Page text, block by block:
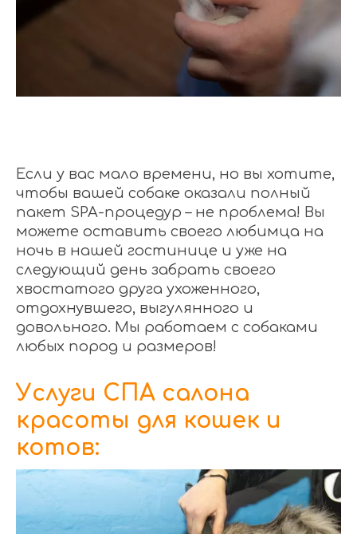
Если у вас мало времени, но вы хотите,
чтобы вашей собаке оказали полный
пакет SPA-процедур – не проблема! Вы
можете оставить своего любимца на
ночь в нашей гостинице и уже на
следующий день забрать своего
хвостатого друга ухоженного,
отдохнувшего, выгулянного и
довольного. Мы работаем с собаками
любых пород и размеров!
Услуги СПА салона
красоты для кошек и
котов: